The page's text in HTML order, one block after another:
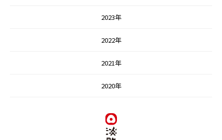
2023年
2022年
2021年
2020年